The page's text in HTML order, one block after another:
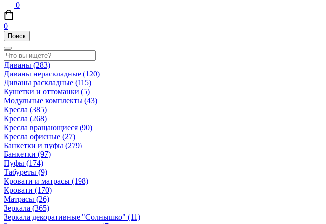
0
0
Поиск
Диваны (283)
Диваны нераскладные (120)
Диваны раскладные (115)
Кушетки и оттоманки (5)
Модульные комплекты (43)
Кресла (385)
Кресла (268)
Кресла вращающиеся (90)
Кресла офисные (27)
Банкетки и пуфы (279)
Банкетки (97)
Пуфы (174)
Табуреты (9)
Кровати и матрасы (198)
Кровати (170)
Матрасы (26)
Зеркала (365)
Зеркала декоративные "Солнышко" (11)